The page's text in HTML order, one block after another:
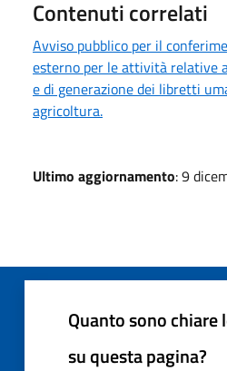
Contenuti correlati
Avviso pubblico per il
esterno per le attività relative
e di generazione dei libretti
agricoltura.
Ultimo aggiornamento: 9
Quanto sono
su questa pagina?